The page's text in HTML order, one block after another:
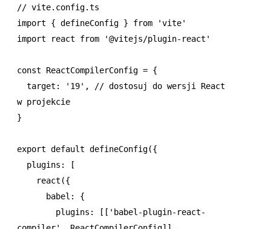
// vite.config.ts
import { defineConfig } from 'vite'
import react from '@vitejs/plugin-react'
const ReactCompilerConfig = {
  target
: '19' ,
// dostosuj do wersji React
w projekcie
}
export default defineConfig({
  plugins
:
[
    react
({
      babel
:
{
        plugins
: [[ 'babel-plugin-react-